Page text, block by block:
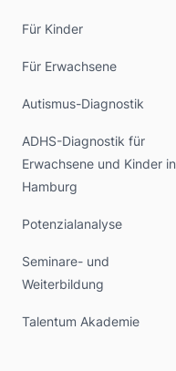
Für Kinder
Für Erwachsene
Autismus-Diagnostik
ADHS-Diagnostik für
Erwachsene und Kinder in
Hamburg
Potenzialanalyse
Seminare- und
Weiterbildung
Talentum Akademie